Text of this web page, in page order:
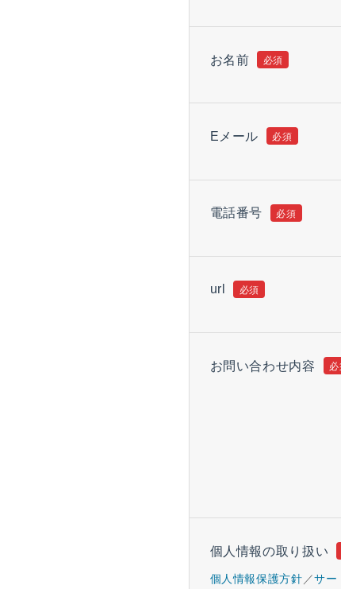
お名前
Eメール
電話番号
url
お問い合わせ内容
個人情報の取り扱い
個人情報保護方針／サー